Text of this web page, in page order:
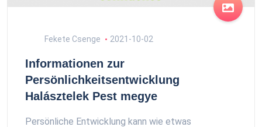
Fekete Csenge 2021-10-02
Informationen zur
Persönlichkeitsentwicklung
Halásztelek Pest megye
Persönliche Entwicklung kann wie etwas